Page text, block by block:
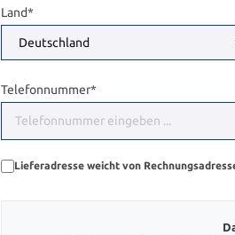
Land*
Telefonnummer*
Lieferadresse weicht von